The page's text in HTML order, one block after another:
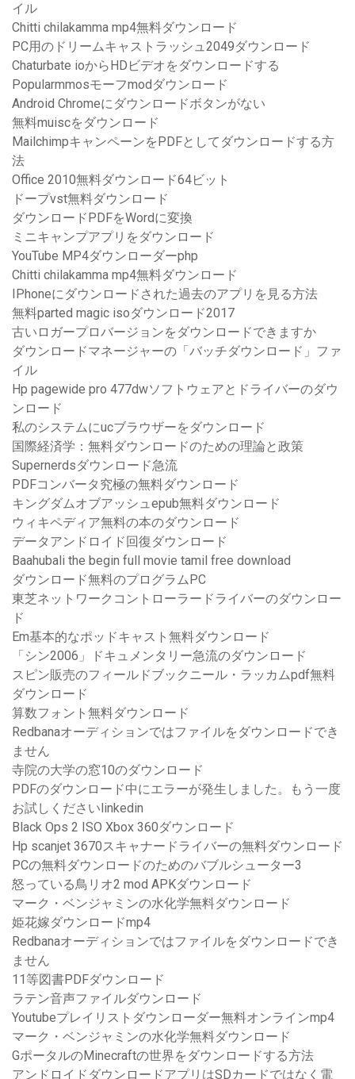
イル
Chitti chilakamma mp4無料ダウンロード
PC用のドリームキャストラッシュ2049ダウンロード
Chaturbate ioからHDビデオをダウンロードする
Popularmmosモーフmodダウンロード
Android Chromeにダウンロードボタンがない
無料muiscをダウンロード
MailchimpキャンペーンをPDFとしてダウンロードする方
法
Office 2010無料ダウンロード64ビット
ドープvst無料ダウンロード
ダウンロードPDFをWordに変換
ミニキャンプアプリをダウンロード
YouTube MP4ダウンローダーphp
Chitti chilakamma mp4無料ダウンロード
IPhoneにダウンロードされた過去のアプリを見る方法
無料parted magic isoダウンロード2017
古いロガープロバージョンをダウンロードできますか
ダウンロードマネージャーの「バッチダウンロード」ファ
イル
Hp pagewide pro 477dwソフトウェアとドライバーのダウ
ンロード
私のシステムにucブラウザーをダウンロード
国際経済学：無料ダウンロードのための理論と政策
Supernerdsダウンロード急流
PDFコンバータ究極の無料ダウンロード
キングダムオブアッシュepub無料ダウンロード
ウィキペディア無料の本のダウンロード
データアンドロイド回復ダウンロード
Baahubali the begin full movie tamil free download
ダウンロード無料のプログラムPC
東芝ネットワークコントローラードライバーのダウンロー
ド
Em基本的なポッドキャスト無料ダウンロード
「シン2006」ドキュメンタリー急流のダウンロード
スピン販売のフィールドブックニール・ラッカムpdf無料
ダウンロード
算数フォント無料ダウンロード
Redbanaオーディションではファイルをダウンロードでき
ません
寺院の大学の窓10のダウンロード
PDFのダウンロード中にエラーが発生しました。もう一度
お試しくださいlinkedin
Black Ops 2 ISO Xbox 360ダウンロード
Hp scanjet 3670スキャナードライバーの無料ダウンロード
PCの無料ダウンロードのためのバブルシューター3
怒っている鳥リオ2 mod APKダウンロード
マーク・ベンジャミンの水化学無料ダウンロード
姫花嫁ダウンロードmp4
Redbanaオーディションではファイルをダウンロードでき
ません
11等図書PDFダウンロード
ラテン音声ファイルダウンロード
Youtubeプレイリストダウンローダー無料オンラインmp4
マーク・ベンジャミンの水化学無料ダウンロード
GポータルのMinecraftの世界をダウンロードする方法
アンドロイドダウンロードアプリはSDカードではなく電